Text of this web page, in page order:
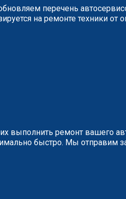
перечень
на ремонте техники от
выполнить ремонт вашего
быстро. Мы